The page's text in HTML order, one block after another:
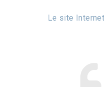
Le site